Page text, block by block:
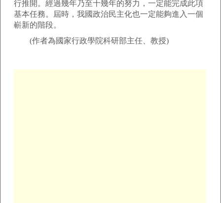
行推開。經過幾年乃至十幾年的努力，一定能完成此項
基本任務。屆時，我國政治民主化也一定能夠進入一個
嶄新的階段。
(作者為國家行政學院科研部主任、教授)